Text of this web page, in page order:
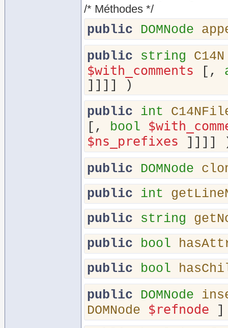
/* Méthodes */
public DOMNode
public
string C14N
$with_comments [,
]]]] )
public
int
[, bool
$ns_prefixes ]]]]
public
DOMNode
public
int
public
string
public
bool
public
bool
public
DOMNode
DOMNode
$refnode